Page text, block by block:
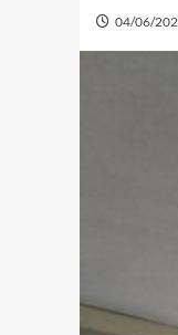
04/06/